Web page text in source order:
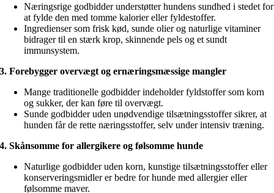
Næringsrige godbidder understøtter hundens sundhed i stedet for
at fylde den med tomme kalorier eller fyldestoffer.
Ingredienser som frisk kød, sunde olier og naturlige vitaminer
bidrager til en stærk krop, skinnende pels og et sundt
immunsystem.
3. Forebygger overvægt og ernæringsmæssige mangler
Mange traditionelle godbidder indeholder fyldstoffer som korn
og sukker, der kan føre til overvægt.
Sunde godbidder uden unødvendige tilsætningsstoffer sikrer, at
hunden får de rette næringsstoffer, selv under intensiv træning.
4. Skånsomme for allergikere og følsomme hunde
Naturlige godbidder uden korn, kunstige tilsætningsstoffer eller
konserveringsmidler er bedre for hunde med allergier eller
følsomme maver.